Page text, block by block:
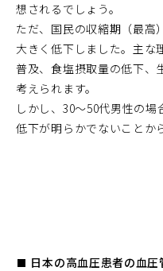
想されるでしょう。
ただ、国民の収縮期（最高
大きく低下しました。主な
普及、食塩摂取量の低下、
考えられます。
しかし、30〜50代男性の
低下が明らかでないことか
■ 日本の高血圧患者の血圧